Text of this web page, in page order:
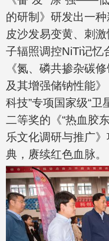
的研制》研发出一
皮沙发易变黄、刺
子辐照调控NiTi记忆
《氮、磷共掺杂碳
及其增强储钠性能》
科技”专项国家级“卫
二等奖的《“热血胶
乐文化调研与推广
典，赓续红色血脉。